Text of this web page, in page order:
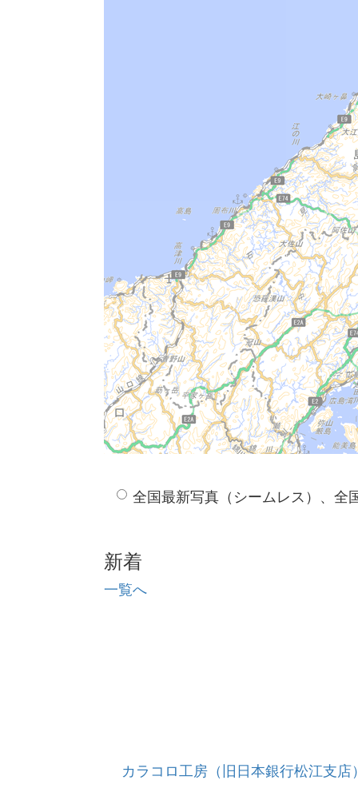
全国最新写真（シームレス）、全
新着
一覧へ
カラコロ工房（旧日本銀行松江支店